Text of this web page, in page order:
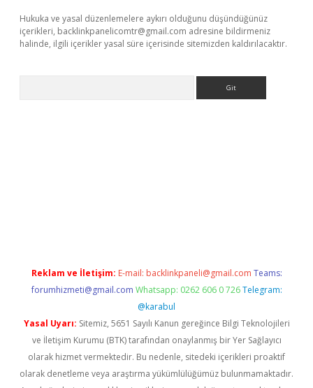
Hukuka ve yasal düzenlemelere aykırı olduğunu düşündüğünüz
içerikleri, backlinkpanelicomtr@gmail.com adresine bildirmeniz
halinde, ilgili içerikler yasal süre içerisinde sitemizden kaldırılacaktır.
Reklam ve İletişim: E-mail: backlinkpaneli@gmail.com Teams:
forumhizmeti@gmail.com Whatsapp: 0262 606 0 726 Telegram:
@karabul
Yasal Uyarı: Sitemiz, 5651 Sayılı Kanun gereğince Bilgi Teknolojileri
ve İletişim Kurumu (BTK) tarafından onaylanmış bir Yer Sağlayıcı
olarak hizmet vermektedir. Bu nedenle, sitedeki içerikleri proaktif
olarak denetleme veya araştırma yükümlülüğümüz bulunmamaktadır.